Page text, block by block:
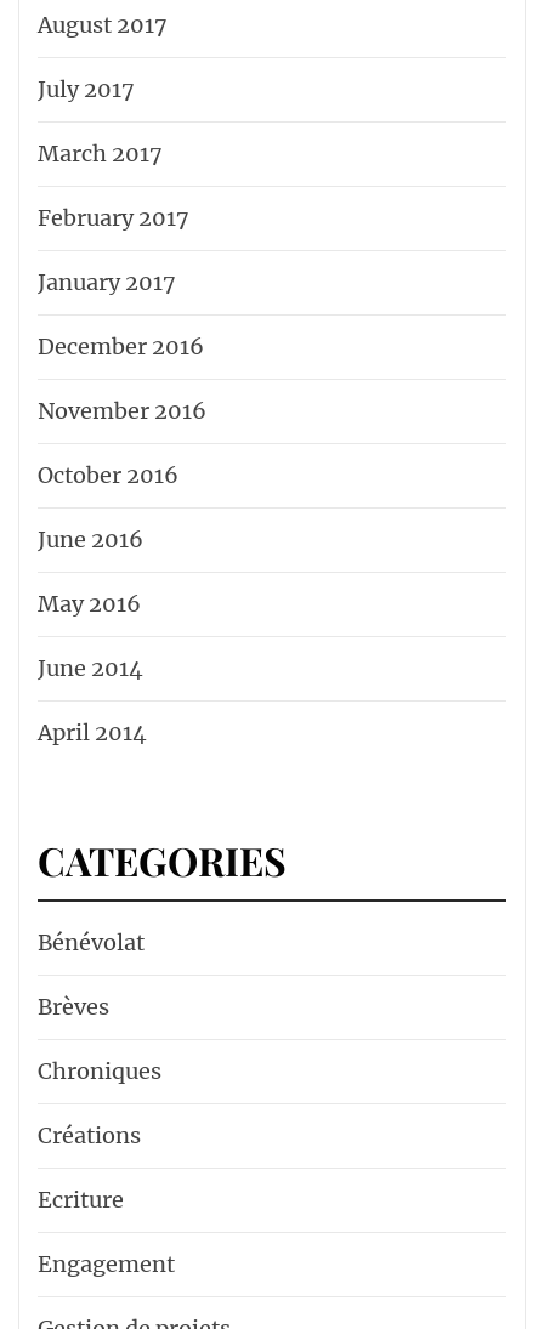
August 2017
July 2017
March 2017
February 2017
January 2017
December 2016
November 2016
October 2016
June 2016
May 2016
June 2014
April 2014
CATEGORIES
Bénévolat
Brèves
Chroniques
Créations
Ecriture
Engagement